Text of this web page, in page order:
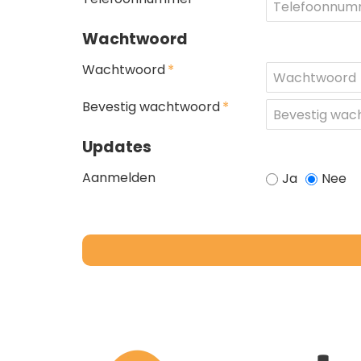
Wachtwoord
Wachtwoord
Wachtwoord
Bevestig wachtwoord
Updates
Updates
Aanmelden Ja Nee